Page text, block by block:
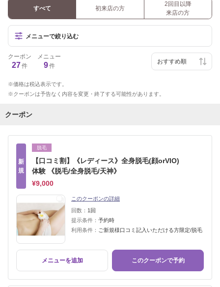
すべて 初来店の方
2回目以降
来店の方
メニューで絞り込む
クーポン
27件
メニュー
9件
価格は税込表示です。
クーポンは予告なく内容を変更・終了する可能性があります。
クーポン
新
規
脱毛
【口コミ割】《レディース》全身脱毛(顔orVIO)
体験 《脱毛/全身脱毛/天神》
¥9,000
このクーポンの詳細
回数： 1回
提示条件： 予約時
利用条件： ご新規様口コミ記入いただける方限定/脱毛
メニューを追加 このクーポンで予約